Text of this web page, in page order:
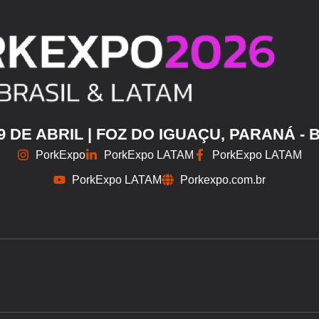
DE ABRIL | FOZ DO IGUAÇU, PARANÁ -
PorkExpo PorkExpo LATAM PorkExpo LATAM
PorkExpo LATAM Porkexpo.com.br